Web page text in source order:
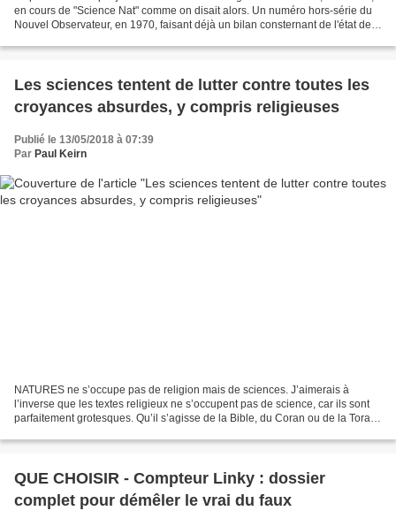
en cours de "Science Nat" comme on disait alors. Un numéro hors-série du
Nouvel Observateur, en 1970, faisant déjà un bilan consternant de l'état de
Les sciences tentent de lutter contre toutes les
croyances absurdes, y compris religieuses
Publié le 13/05/2018 à 07:39
Par Paul Keirn
NATURES ne s’occupe pas de religion mais de sciences. J’aimerais à
l’inverse que les textes religieux ne s’occupent pas de science, car ils sont
parfaitement grotesques. Qu’il s’agisse de la Bible, du Coran ou de la Torah,
QUE CHOISIR - Compteur Linky : dossier
complet pour démêler le vrai du faux